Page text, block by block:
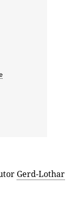
Gerd-Lothar